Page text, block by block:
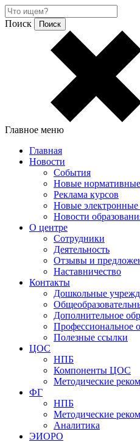
Поиск
Главное меню
Главная
Новости
События
Новые
Реклама курсов
Новые электронные
Новости
О центре
Сотрудники
Деятельность
Отзывы и
Наставничество
Контакты
Дошкольные
Дополнительное
Профессиональное
Полезные ссылки
ЦОС
НПБ
Компоненты ЦОС
Методические
ФГ
НПБ
Методические
Аналитика
ЭИОРО